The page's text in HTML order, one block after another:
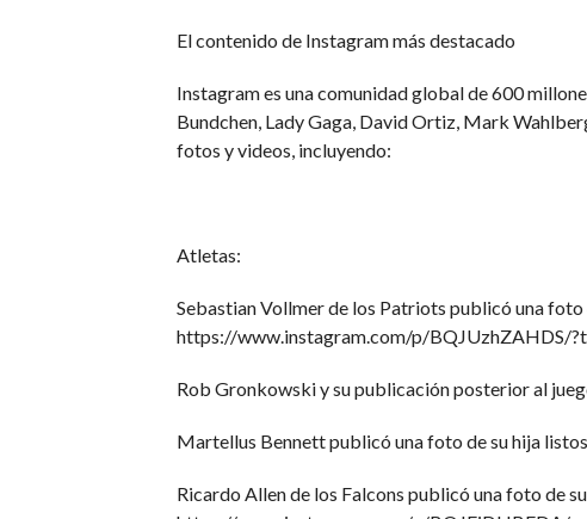
El contenido de Instagram más destacado
Instagram es una comunidad global de 600
Bundchen, Lady Gaga, David Ortiz, Mark
fotos y videos, incluyendo:
Atletas:
Sebastian Vollmer de los Patriots publicó una
https://www.instagram.com/p/BQJUzhZAHDS/
Rob Gronkowski y su publicación posterior al
Martellus Bennett publicó una foto de su hija
Ricardo Allen de los Falcons publicó una foto de